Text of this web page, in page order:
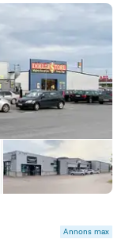
Annons max